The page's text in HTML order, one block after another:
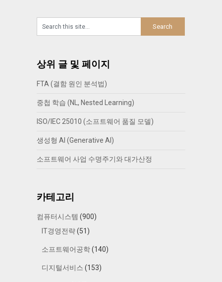
상위 글 및 페이지
FTA (결함 원인 분석법)
중첩 학습 (NL, Nested Learning)
ISO/IEC 25010 (소프트웨어 품질 모델)
생성형 AI (Generative AI)
소프트웨어 사업 수명주기와 대가산정
카테고리
컴퓨터시스템 (900)
IT경영전략(51)
소프트웨어공학(140)
디지털서비스 (153)